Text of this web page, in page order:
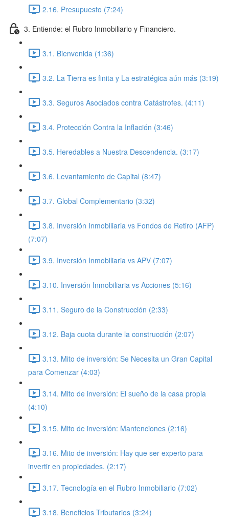
2.16. Presupuesto (7:24)
3. Entiende: el Rubro Inmobiliario y Financiero.
3.1. Bienvenida (1:36)
3.2. La Tierra es finita y La estratégica aún más (3:19)
3.3. Seguros Asociados contra Catástrofes. (4:11)
3.4. Protección Contra la Inflación (3:46)
3.5. Heredables a Nuestra Descendencia. (3:17)
3.6. Levantamiento de Capital (8:47)
3.7. Global Complementario (3:32)
3.8. Inversión Inmobiliaria vs Fondos de Retiro (AFP)
(7:07)
3.9. Inversión Inmobiliaria vs APV (7:07)
3.10. Inversión Inmobiliaria vs Acciones (5:16)
3.11. Seguro de la Construcción (2:33)
3.12. Baja cuota durante la construcción (2:07)
3.13. Mito de inversión: Se Necesita un Gran Capital
para Comenzar (4:03)
3.14. Mito de inversión: El sueño de la casa propia
(4:10)
3.15. Mito de inversión: Mantenciones (2:16)
3.16. Mito de inversión: Hay que ser experto para
invertir en propiedades. (2:17)
3.17. Tecnología en el Rubro Inmobiliario (7:02)
3.18. Beneficios Tributarios (3:24)